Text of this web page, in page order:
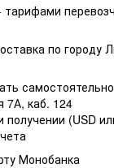
по городу
7А, каб. 124
(USD
Монобанка